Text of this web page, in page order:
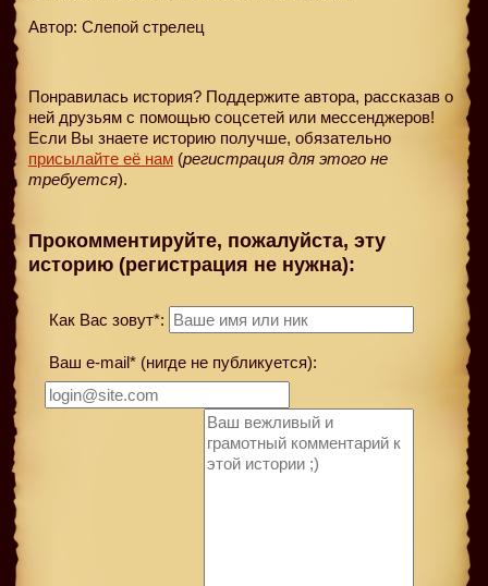
Автор: Слепой стрелец
Понравилась история? Поддержите автора, рассказав о
ней друзьям с помощью соцсетей или мессенджеров!
Если Вы знаете историю получше, обязательно
присылайте её нам (регистрация для этого не
требуется).
Прокомментируйте, пожалуйста, эту
историю (регистрация не нужна):
Как Вас зовут*:
Ваш e-mail* (нигде не публикуется):